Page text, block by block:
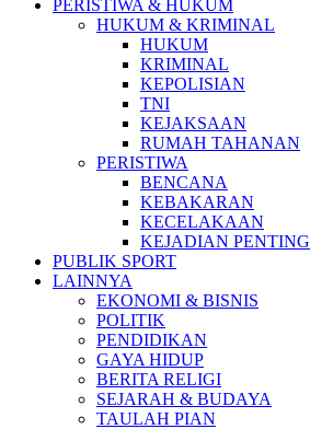
PERISTIWA & HUKUM
HUKUM & KRIMINAL
HUKUM
KRIMINAL
KEPOLISIAN
TNI
KEJAKSAAN
RUMAH TAHANAN
PERISTIWA
BENCANA
KEBAKARAN
KECELAKAAN
KEJADIAN PENTING
PUBLIK SPORT
LAINNYA
EKONOMI & BISNIS
POLITIK
PENDIDIKAN
GAYA HIDUP
BERITA RELIGI
SEJARAH & BUDAYA
TAULAH PIAN